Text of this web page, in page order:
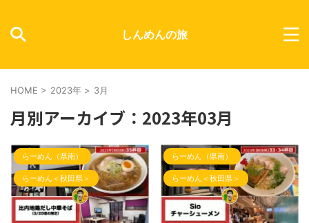
しんめんの旅
HOME > 2023年 > 3月
月別アーカイブ：2023年03月
らーめん（県南）
らーめん＜秋田県＞
らーめん（県南）
らーめん＜秋田県＞